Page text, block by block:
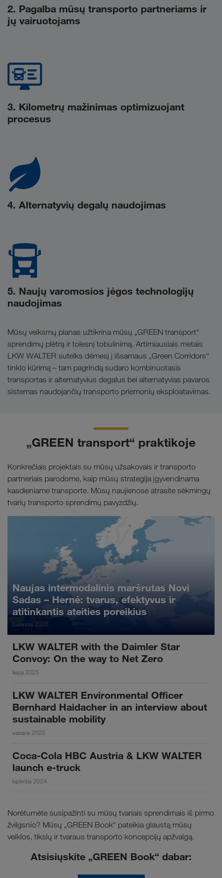
2. Pagalba mūsų transporto partneriams ir
jų vairuotojams
3. Kilometrų mažinimas optimizuojant
procesus
4. Alternatyvių degalų naudojimas
5. Naujų varomosios jėgos technologijų
naudojimas
Mūsų veiksmų planas užtikrina mūsų „GREEN transport“
sprendimų plėtrą ir tolesnį tobulinimą. Artimiausiais metais
LKW WALTER sutelks dėmesį į išsamaus „Green Corridors“
tinklo kūrimą – tam pagrindą sudaro kombinuotasis
transportas ir alternatyvius degalus bei alternatyvias pavaros
sistemas naudojančių transporto priemonių eksploatavimas.
„GREEN transport“ praktikoje
Konkrečiais projektais su mūsų užsakovais ir transporto
partneriais parodome, kaip mūsų strategija įgyvendinama
kasdieniame transporte. Mūsų naujienose atrasite sėkmingų
tvarių transporto sprendimų pavyzdžių.
Naujas intermodalinis maršrutas Novi
Sadas – Hernė: tvarus, efektyvus ir
atitinkantis ateities poreikius
balandis 2026
LKW WALTER with the Daimler Star
Convoy: On the way to Net Zero
liepa 2025
LKW WALTER Environmental Officer
Bernhard Haidacher in an interview about
sustainable mobility
vasaris 2025
Coca-Cola HBC Austria & LKW WALTER
launch e-truck
lapkritis 2024
Norėtumėte susipažinti su mūsų tvariais sprendimais iš pirmo
žvilgsnio? Mūsų „GREEN Book“ pateikia glaustą mūsų
veiklos, tikslų ir tvaraus transporto koncepcijų apžvalgą.
Atsisiųskite „GREEN Book“ dabar: